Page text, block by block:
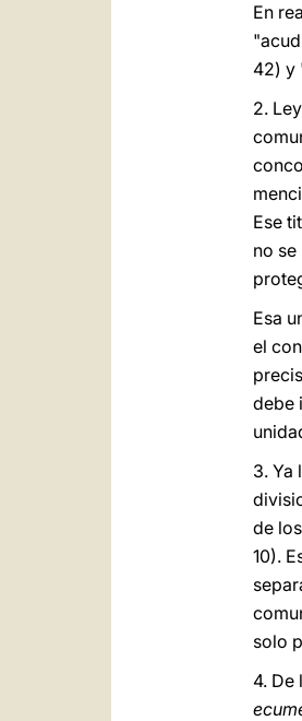
En
42) y
2.
Ese
no
Esa
el
debe
3. Ya
de
10).
solo
4. De